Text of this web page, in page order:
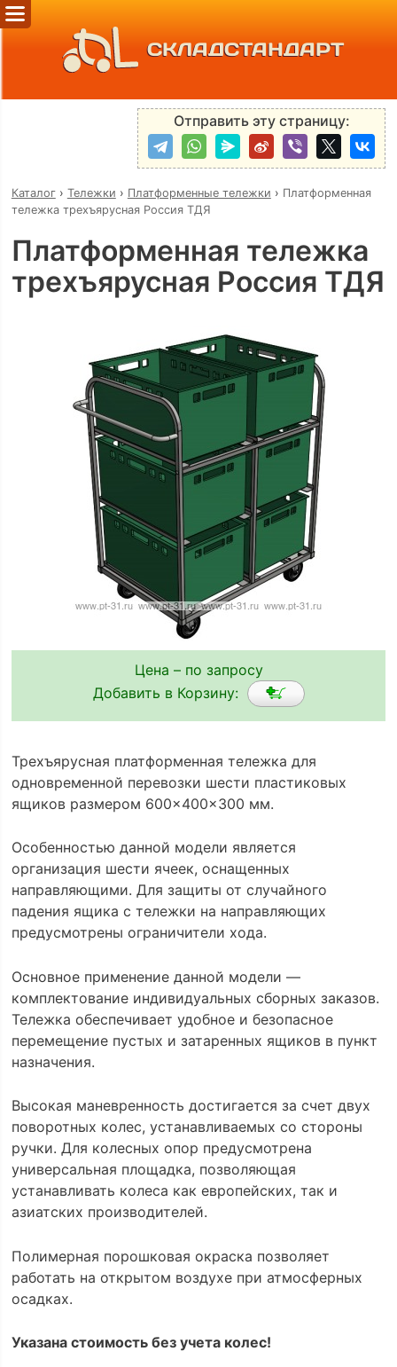
СКЛАДСТАНДАРТ
Отправить эту страницу:
Каталог› Тележки › Платформенные тележки › Платформенная
тележка трехъярусная Россия ТДЯ
Платформенная тележка
трехъярусная Россия ТДЯ
Цена – по запросу
Добавить в Корзину:
Трехъярусная платформенная тележка для
одновременной перевозки шести пластиковых
ящиков размером 600×400×300 мм.
Особенностью данной модели является
организация шести ячеек, оснащенных
направляющими. Для защиты от случайного
падения ящика с тележки на направляющих
предусмотрены ограничители хода.
Основное применение данной модели —
комплектование индивидуальных сборных заказов.
Тележка обеспечивает удобное и безопасное
перемещение пустых и затаренных ящиков в пункт
назначения.
Высокая маневренность достигается за счет двух
поворотных колес, устанавливаемых со стороны
ручки. Для колесных опор предусмотрена
универсальная площадка, позволяющая
устанавливать колеса как европейских, так и
азиатских производителей.
Полимерная порошковая окраска позволяет
работать на открытом воздухе при атмосферных
осадках.
Указана стоимость без учета колес!